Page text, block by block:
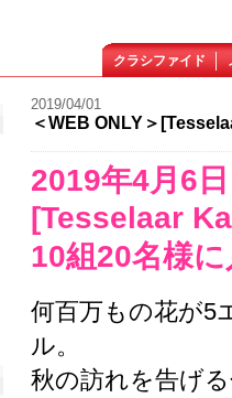
クラシファイド
2019/04/01
＜WEB ONLY＞
2019年4月6
[Tesselaar
10組20名様
何百万もの花が5
ル。
秋の訪れを告げ